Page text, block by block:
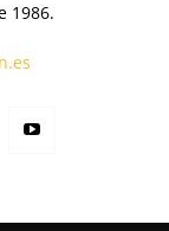
1986.